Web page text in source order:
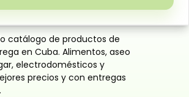
catálogo de productos de
en Cuba. Alimentos, aseo
electrodomésticos y
precios y con entregas